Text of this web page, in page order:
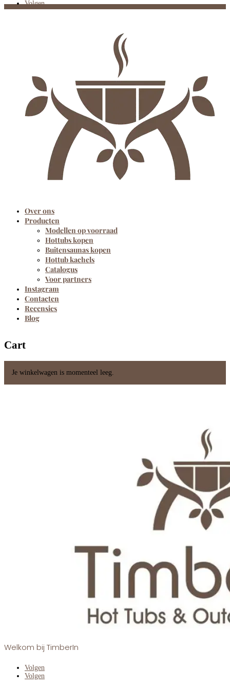
Volgen
Over ons
Producten
Modellen op voorraad
Hottubs kopen
Buitensaunas kopen
Hottub kachels
Catalogus
Voor partners
Instagram
Contacten
Recensies
Blog
Cart
Je winkelwagen is momenteel leeg.
Welkom bij TimberIn
Volgen
Volgen